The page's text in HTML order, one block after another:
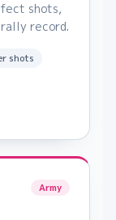
shots,
record.
shots
Army